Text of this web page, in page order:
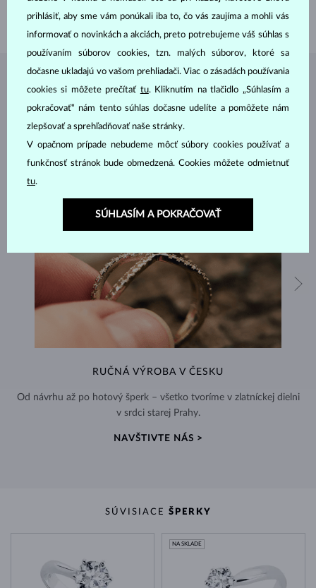
VÁHA 3.00 g
ŠPERKY ZATELIÉRU KLENOTA
RUČNÁ VÝROBA V ČESKU
Od návrhu až po hotový šperk – všetko tvoríme v zlatníckej dielni
v srdci starej Prahy.
NAVŠTIVTE NÁS >
SÚVISIACE ŠPERKY
NA SKLADE
prihlásiť, aby sme vám ponúkali iba to, čo vás zaujíma a mohli vás
informovať o novinkách a akciách, preto potrebujeme váš súhlas s
používaním súborov cookies, tzn. malých súborov, ktoré sa
dočasne ukladajú vo vašom prehliadači. Viac o zásadách používania
cookies si môžete prečítať tu. Kliknutím na tlačidlo „Súhlasím a
pokračovať“ nám tento súhlas dočasne udelíte a pomôžete nám
zlepšovať a sprehľadňovať naše stránky.
V opačnom prípade nebudeme môcť súbory cookies používať a
funkčnosť stránok bude obmedzená. Cookies môžete odmietnuť
tu.
SÚHLASÍM A POKRAČOVAŤ